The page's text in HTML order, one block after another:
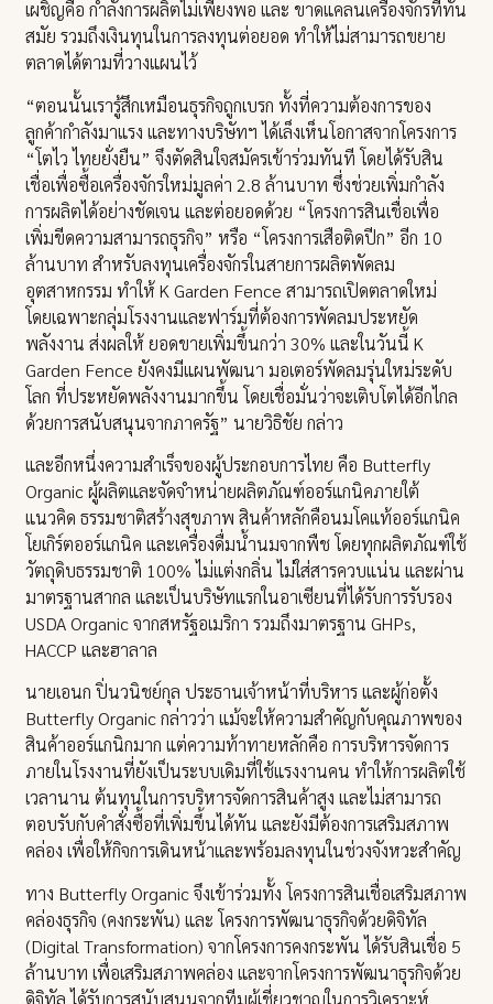
เผชิญคือ กำลังการผลิตไม่เพียงพอ และ ขาดแคลนเครื่องจักรที่ทัน
สมัย รวมถึงเงินทุนในการลงทุนต่อยอด ทำให้ไม่สามารถขยาย
ตลาดได้ตามที่วางแผนไว้
“ตอนนั้นเรารู้สึกเหมือนธุรกิจถูกเบรก ทั้งที่ความต้องการของ
ลูกค้ากำลังมาแรง และทางบริษัทฯ ได้เล็งเห็นโอกาสจากโครงการ
“โตไว ไทยยั่งยืน” จึงตัดสินใจสมัครเข้าร่วมทันที โดยได้รับสิน
เชื่อเพื่อซื้อเครื่องจักรใหม่มูลค่า 2.8 ล้านบาท ซึ่งช่วยเพิ่มกำลัง
การผลิตได้อย่างชัดเจน และต่อยอดด้วย “โครงการสินเชื่อเพื่อ
เพิ่มขีดความสามารถธุรกิจ” หรือ “โครงการเสือติดปีก” อีก 10
ล้านบาท สำหรับลงทุนเครื่องจักรในสายการผลิตพัดลม
อุตสาหกรรม ทำให้ K Garden Fence สามารถเปิดตลาดใหม่
โดยเฉพาะกลุ่มโรงงานและฟาร์มที่ต้องการพัดลมประหยัด
พลังงาน ส่งผลให้ ยอดขายเพิ่มขึ้นกว่า 30% และในวันนี้ K
Garden Fence ยังคงมีแผนพัฒนา มอเตอร์พัดลมรุ่นใหม่ระดับ
โลก ที่ประหยัดพลังงานมากขึ้น โดยเชื่อมั่นว่าจะเติบโตได้อีกไกล
ด้วยการสนับสนุนจากภาครัฐ” นายวิธิชัย กล่าว
และอีกหนึ่งความสำเร็จของผู้ประกอบการไทย คือ Butterfly
Organic ผู้ผลิตและจัดจำหน่ายผลิตภัณฑ์ออร์แกนิคภายใต้
แนวคิด ธรรมชาติสร้างสุขภาพ สินค้าหลักคือนมโคแท้ออร์แกนิค
โยเกิร์ตออร์แกนิค และเครื่องดื่มน้ำนมจากพืช โดยทุกผลิตภัณฑ์ใช้
วัตถุดิบธรรมชาติ 100% ไม่แต่งกลิ่น ไม่ใส่สารควบแน่น และผ่าน
มาตรฐานสากล และเป็นบริษัทแรกในอาเซียนที่ได้รับการรับรอง
USDA Organic จากสหรัฐอเมริกา รวมถึงมาตรฐาน GHPs,
HACCP และฮาลาล
นายเอนก ปิ่นวนิชย์กุล ประธานเจ้าหน้าที่บริหาร และผู้ก่อตั้ง
Butterfly Organic กล่าวว่า แม้จะให้ความสำคัญกับคุณภาพของ
สินค้าออร์แกนิกมาก แต่ความท้าทายหลักคือ การบริหารจัดการ
ภายในโรงงานที่ยังเป็นระบบเดิมที่ใช้แรงงานคน ทำให้การผลิตใช้
เวลานาน ต้นทุนในการบริหารจัดการสินค้าสูง และไม่สามารถ
ตอบรับกับคำสั่งซื้อที่เพิ่มขึ้นได้ทัน และยังมีต้องการเสริมสภาพ
คล่อง เพื่อให้กิจการเดินหน้าและพร้อมลงทุนในช่วงจังหวะสำคัญ
ทาง Butterfly Organic จึงเข้าร่วมทั้ง โครงการสินเชื่อเสริมสภาพ
คล่องธุรกิจ (คงกระพัน) และ โครงการพัฒนาธุรกิจด้วยดิจิทัล
(Digital Transformation) จากโครงการคงกระพัน ได้รับสินเชื่อ 5
ล้านบาท เพื่อเสริมสภาพคล่อง และจากโครงการพัฒนาธุรกิจด้วย
ดิจิทัล ได้รับการสนับสนุนจากทีมผู้เชี่ยวชาญในการวิเคราะห์